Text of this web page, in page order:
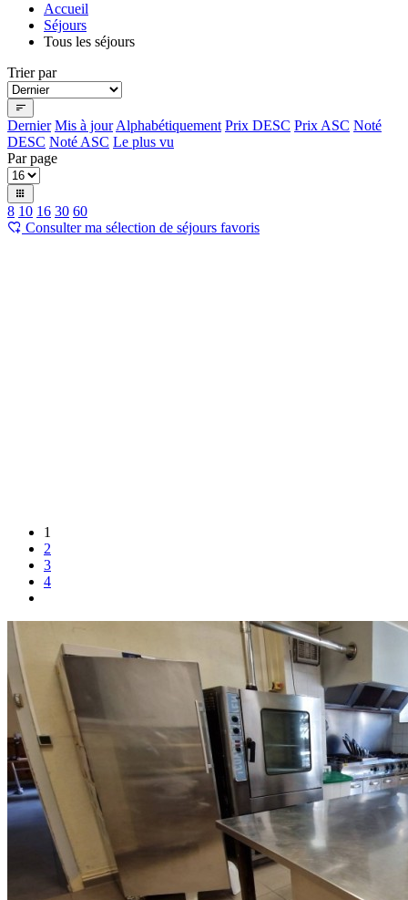
Accueil
Séjours
Tous les séjours
Trier par
Dernier Mis à jour Alphabétiquement Prix DESC Prix ASC Noté
DESC Noté ASC Le plus vu
Par page
8 10 16 30 60
Consulter ma sélection de séjours favoris
1
2
3
4